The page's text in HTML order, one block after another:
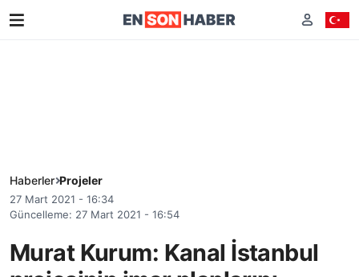
Haberler Projeler
27 Mart 2021 - 16:34
Güncelleme: 27 Mart 2021 - 16:54
Murat Kurum: Kanal İstanbul